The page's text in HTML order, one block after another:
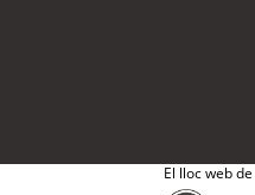
El lloc web